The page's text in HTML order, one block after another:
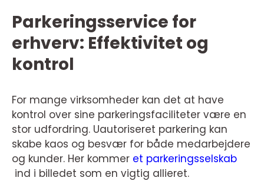
Parkeringsservice for
erhverv: Effektivitet og
kontrol
For mange virksomheder kan det at have
kontrol over sine parkeringsfaciliteter være en
stor udfordring. Uautoriseret parkering kan
skabe kaos og besvær for både medarbejdere
og kunder. Her kommer et parkeringsselskab
ind i billedet som en vigtig allieret.